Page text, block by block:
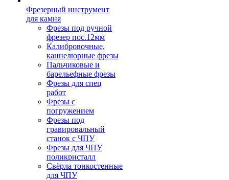
Фрезерный инструмент
для камня
Фрезы под ручной
фрезер пос.12мм
Калибровочные,
каннелюрные фрезы
Пальчиковые и
барельефные фрезы
Фрезы для спец
работ
Фрезы с
погружением
Фрезы под
гравировальный
станок с ЧПУ
Фрезы для ЧПУ
поликристалл
Свёрла тонкостенные
для ЧПУ